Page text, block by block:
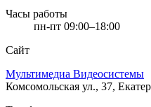
Часы работы
пн-пт 09:00–18:00
Сайт
Мультимедиа Видеосистемы
Комсомольская ул., 37,